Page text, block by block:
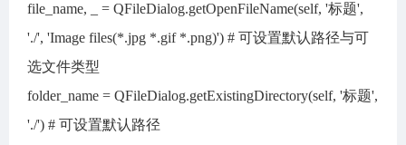
file_name, _ = QFileDialog.getOpenFileName(self, '标题',
'./', 'Image files(*.jpg *.gif *.png)') # 可设置默认路径与可
选文件类型
folder_name = QFileDialog.getExistingDirectory(self, '标题',
'./') # 可设置默认路径